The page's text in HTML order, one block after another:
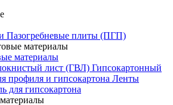
Пазогребневые плиты (ПГП)
материалы
лист (ГВЛ) Гипсокартонный
профиля и гипсокартона Ленты
для гипсокартона